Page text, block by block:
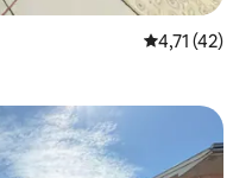
Évaluation
4,71 (42)